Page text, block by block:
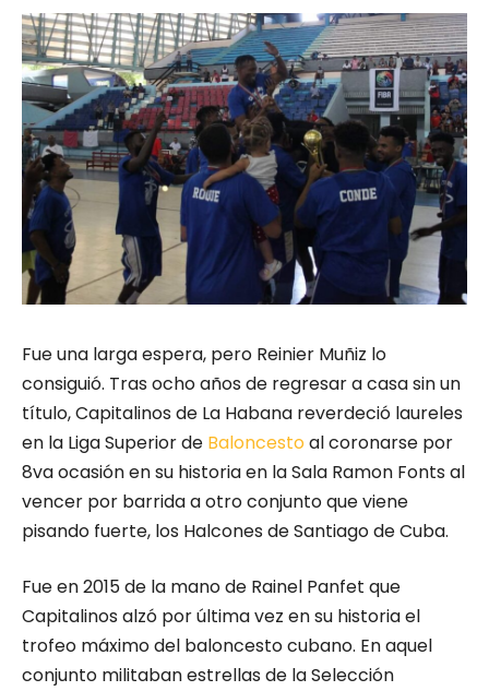
Fue una larga espera, pero Reinier Muñiz lo
consiguió. Tras ocho años de regresar a casa sin un
título, Capitalinos de La Habana reverdeció laureles
en la Liga Superior de Baloncestoal coronarse por
8va ocasión en su historia en la Sala Ramon Fonts al
vencer por barrida a otro conjunto que viene
pisando fuerte, los Halcones de Santiago de Cuba.
Fue en 2015 de la mano de Rainel Panfet que
Capitalinos alzó por última vez en su historia el
trofeo máximo del baloncesto cubano. En aquel
conjunto militaban estrellas de la Selección